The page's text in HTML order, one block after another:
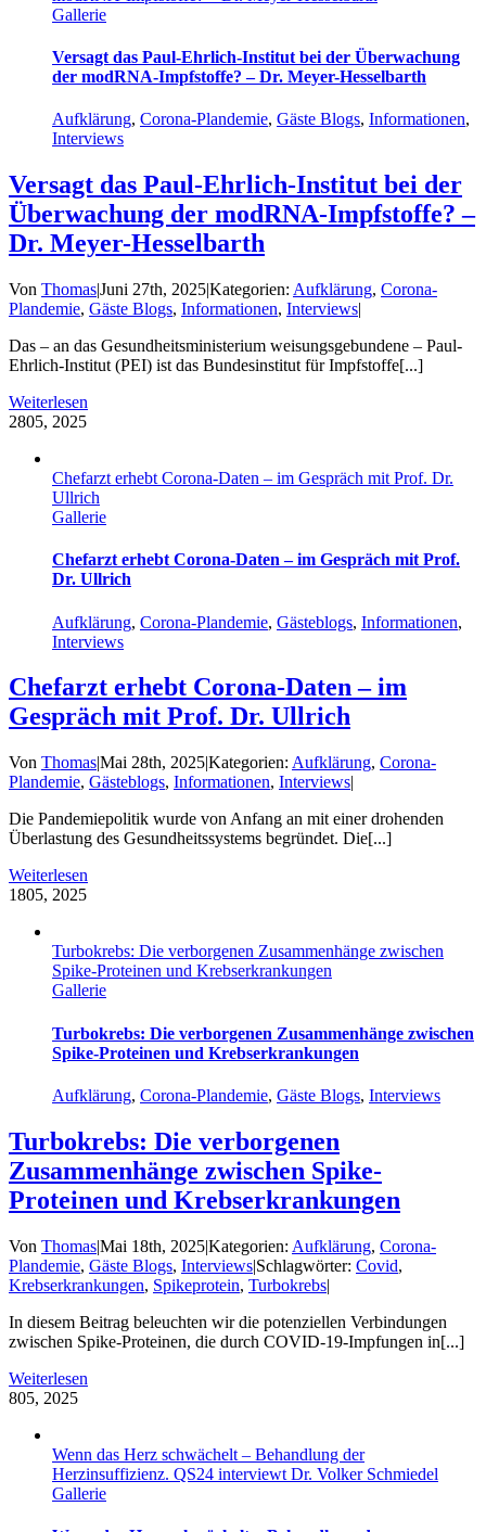
Gallerie
Versagt das Paul-Ehrlich-Institut bei der Überwachung
der modRNA-Impfstoffe? – Dr. Meyer-Hesselbarth
Aufklärung, Corona-Plandemie, Gäste Blogs, Informationen,
Interviews
Versagt das Paul-Ehrlich-Institut bei der
Überwachung der modRNA-Impfstoffe? –
Dr. Meyer-Hesselbarth
Von Thomas|Juni 27th, 2025|Kategorien: Aufklärung, Corona-
Plandemie, Gäste Blogs, Informationen, Interviews|
Das – an das Gesundheitsministerium weisungsgebundene – Paul-
Ehrlich-Institut (PEI) ist das Bundesinstitut für Impfstoffe[...]
Weiterlesen
2805, 2025
Chefarzt erhebt Corona-Daten – im Gespräch mit Prof. Dr.
Ullrich
Gallerie
Chefarzt erhebt Corona-Daten – im Gespräch mit Prof.
Dr. Ullrich
Aufklärung, Corona-Plandemie, Gästeblogs, Informationen,
Interviews
Chefarzt erhebt Corona-Daten – im
Gespräch mit Prof. Dr. Ullrich
Von Thomas|Mai 28th, 2025|Kategorien: Aufklärung, Corona-
Plandemie, Gästeblogs, Informationen, Interviews|
Die Pandemiepolitik wurde von Anfang an mit einer drohenden
Überlastung des Gesundheitssystems begründet. Die[...]
Weiterlesen
1805, 2025
Turbokrebs: Die verborgenen Zusammenhänge zwischen
Spike-Proteinen und Krebserkrankungen
Gallerie
Turbokrebs: Die verborgenen Zusammenhänge zwischen
Spike-Proteinen und Krebserkrankungen
Aufklärung, Corona-Plandemie, Gäste Blogs, Interviews
Turbokrebs: Die verborgenen
Zusammenhänge zwischen Spike-
Proteinen und Krebserkrankungen
Von Thomas|Mai 18th, 2025|Kategorien: Aufklärung, Corona-
Plandemie, Gäste Blogs, Interviews|Schlagwörter: Covid,
Krebserkrankungen, Spikeprotein, Turbokrebs|
In diesem Beitrag beleuchten wir die potenziellen Verbindungen
zwischen Spike-Proteinen, die durch COVID-19-Impfungen in[...]
Weiterlesen
805, 2025
Wenn das Herz schwächelt – Behandlung der
Herzinsuffizienz. QS24 interviewt Dr. Volker Schmiedel
Gallerie